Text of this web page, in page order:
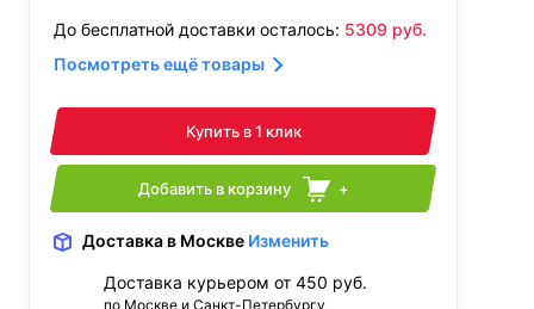
До бесплатной доставки осталось: 5309 руб.
Посмотреть ещё товары
Купить в 1 клик
Добавить в корзину +
Доставка в Москве Изменить
Доставка курьером от 450 руб.
по Москве и Санкт-Петербургу